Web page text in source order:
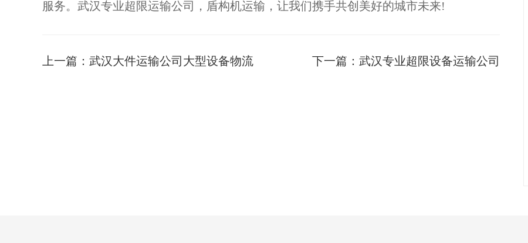
服务。武汉专业超限运输公司，盾构机运输，让我们携手共创美好的城市未来!
上一篇： 武汉大件运输公司大型设备物流 下一篇： 武汉专业超限设备运输公司